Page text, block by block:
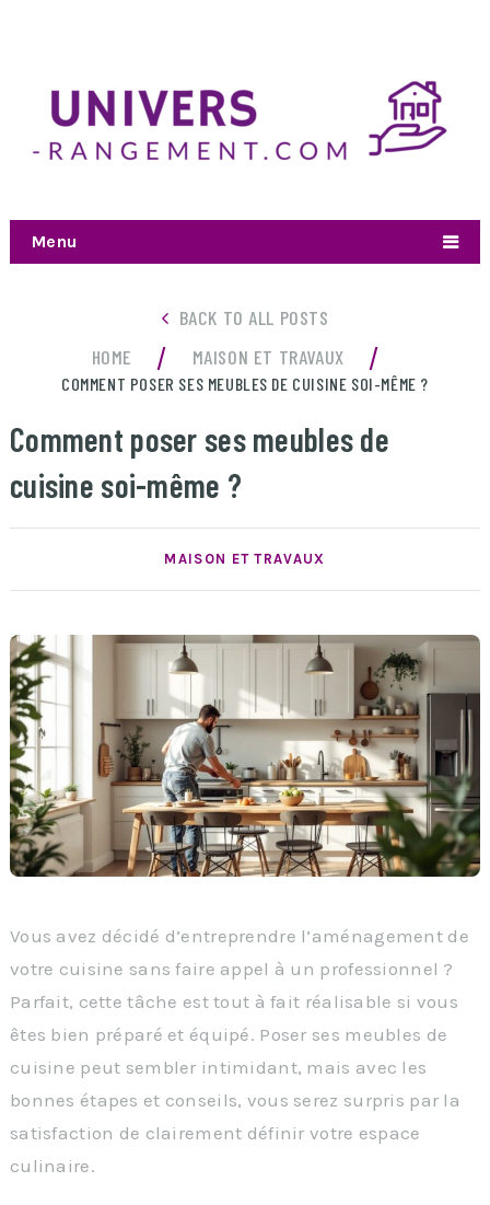
Menu
BACK TO ALL POSTS
HOME
/ MAISON ET TRAVAUX /
COMMENT POSER SES MEUBLES DE CUISINE SOI-MÊME ?
Comment poser ses meubles de
cuisine soi-même ?
MAISON ET TRAVAUX
Vous avez décidé d’entreprendre l’aménagement de
votre cuisine sans faire appel à un professionnel ?
Parfait, cette tâche est tout à fait réalisable si vous
êtes bien préparé et équipé. Poser ses meubles de
cuisine peut sembler intimidant, mais avec les
bonnes étapes et conseils, vous serez surpris par la
satisfaction de clairement définir votre espace
culinaire.